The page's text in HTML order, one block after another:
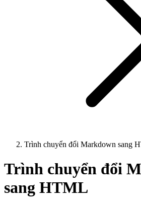
Trình chuyển đổi Markdown sang
Trình chuyển đổi
sang HTML